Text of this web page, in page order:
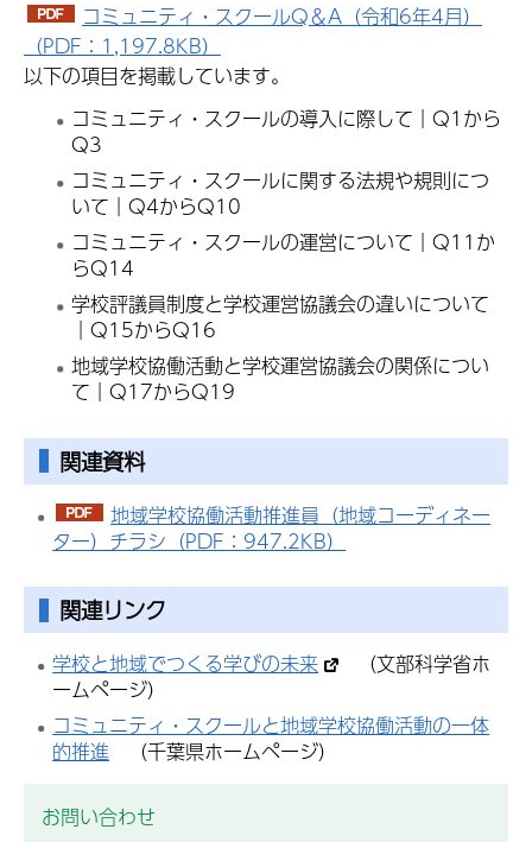
コミュニティ・スクールQ＆A（令和6年4月）
（PDF：1,197.8KB）
以下の項目を掲載しています。
コミュニティ・スクールの導入に際して｜Q1から
Q3
コミュニティ・スクールに関する法規や規則につ
いて｜Q4からQ10
コミュニティ・スクールの運営について｜Q11か
らQ14
学校評議員制度と学校運営協議会の違いについて
｜Q15からQ16
地域学校協働活動と学校運営協議会の関係につい
て｜Q17からQ19
関連資料
地域学校協働活動推進員（地域コーディネー
ター）チラシ（PDF：947.2KB）
関連リンク
学校と地域でつくる学びの未来
（文部科学省ホ
ームページ）
コミュニティ・スクールと地域学校協働活動の一体
的推進 （千葉県ホームページ）
お問い合わせ